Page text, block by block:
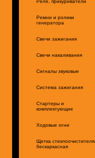
Реле, прикуриватели
Ремни и ролики
генератора
Свечи зажигания
Свечи накаливания
Сигналы звуковые
Система зажигания
Стартеры и
комплектующие
Ходовые огни
Щетка стеклоочистителя
бескаркасная